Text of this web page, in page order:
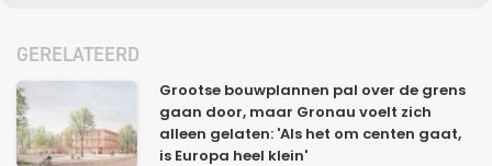
GERELATEERD
Grootse bouwplannen pal over de grens
gaan door, maar Gronau voelt zich
alleen gelaten: 'Als het om centen gaat,
is Europa heel klein'